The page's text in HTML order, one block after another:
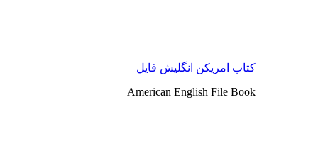
کتاب امریکن انگلیش فایل
American English File Book